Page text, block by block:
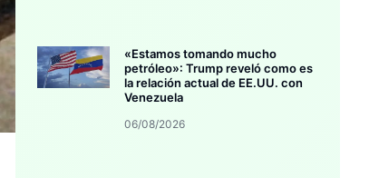
«Estamos tomando mucho
petróleo»: Trump reveló como es
la relación actual de EE.UU. con
Venezuela
06/08/2026